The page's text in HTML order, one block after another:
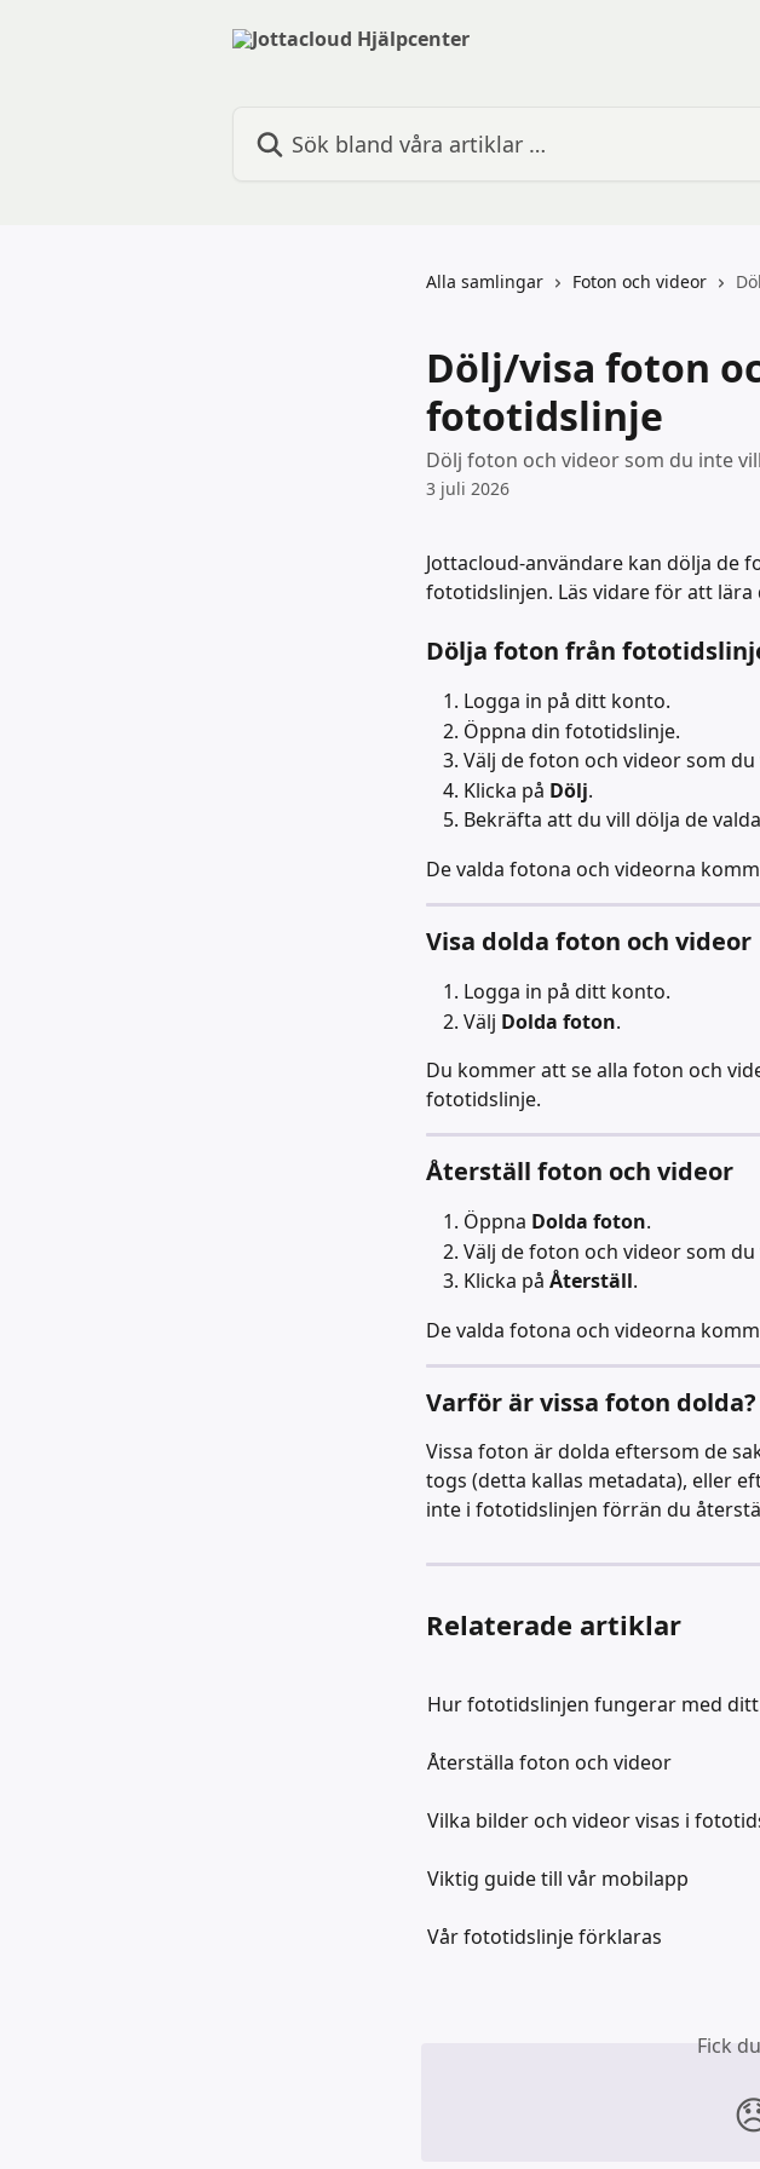
Alla samlingar Foton och videor
Dölj/visa foton
fototidslinje
Dölj foton och videor som du inte
3 juli 2026
Jottacloud-användare kan dölja de
fototidslinjen. Läs vidare för att
Dölja foton från
Logga in på ditt konto.
Öppna din fototidslinje.
Välj de foton och videor som du
Klicka på Dölj.
Bekräfta att du vill dölja de
De valda fotona och videorna
Visa dolda foton och videor
Logga in på ditt konto.
Välj Dolda foton.
Du kommer att se alla foton och
fototidslinje.
Återställ foton och videor
Öppna Dolda foton.
Välj de foton och videor som
Klicka på Återställ.
De valda fotona och videorna
Varför är vissa foton dolda?
Vissa foton är dolda eftersom de
togs (detta kallas metadata), eller
inte i fototidslinjen förrän du
Relaterade artiklar
Hur fototidslinjen fungerar med
Återställa foton och videor
Vilka bilder och videor visas i
Viktig guide till vår mobilapp
Vår fototidslinje förklaras
Fick